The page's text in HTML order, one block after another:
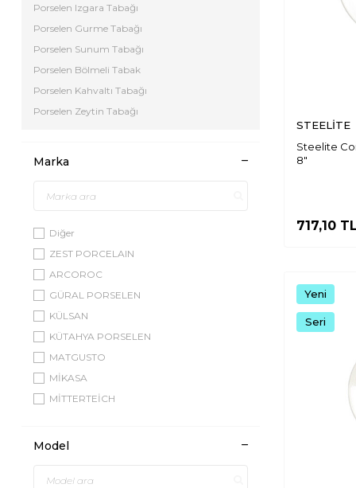
Porselen Izgara Tabağı
Porselen Gurme Tabağı
Porselen Sunum Tabağı
Porselen Bölmeli Tabak
Porselen Kahvaltı Tabağı
Porselen Zeytin Tabağı
Marka
Diğer
ZEST PORCELAIN
ARCOROC
GÜRAL PORSELEN
KÜLSAN
KÜTAHYA PORSELEN
MATGUSTO
MİKASA
MİTTERTEİCH
PORLAND PORSELEN
TULU PORSELEN
Model
STEELİTE
Steelite
8"
717,10
Yeni
Seri